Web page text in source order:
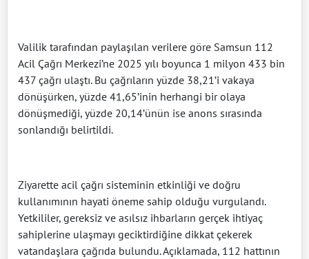
Valilik tarafından paylaşılan verilere göre Samsun 112
Acil Çağrı Merkezi’ne 2025 yılı boyunca 1 milyon 433 bin
437 çağrı ulaştı. Bu çağrıların yüzde 38,21’i vakaya
dönüşürken, yüzde 41,65’inin herhangi bir olaya
dönüşmediği, yüzde 20,14’ünün ise anons sırasında
sonlandığı belirtildi.
Ziyarette acil çağrı sisteminin etkinliği ve doğru
kullanımının hayati öneme sahip olduğu vurgulandı.
Yetkililer, gereksiz ve asılsız ihbarların gerçek ihtiyaç
sahiplerine ulaşmayı geciktirdiğine dikkat çekerek
vatandaşlara çağrıda bulundu. Açıklamada, 112 hattının